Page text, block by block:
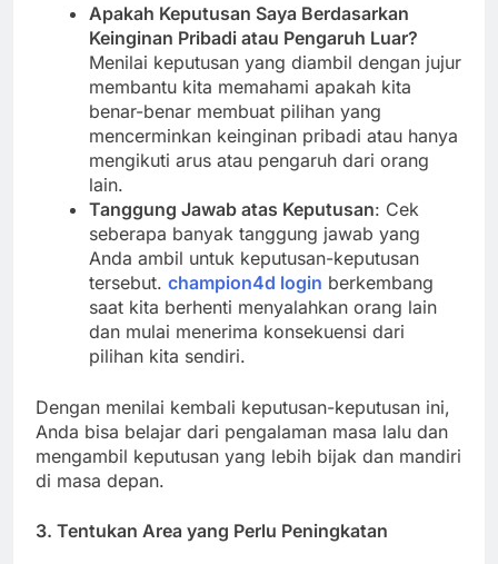
Apakah Keputusan Saya Berdasarkan
Keinginan Pribadi atau Pengaruh Luar?
Menilai keputusan yang diambil dengan jujur
membantu kita memahami apakah kita
benar-benar membuat pilihan yang
mencerminkan keinginan pribadi atau hanya
mengikuti arus atau pengaruh dari orang
lain.
Tanggung Jawab atas Keputusan: Cek
seberapa banyak tanggung jawab yang
Anda ambil untuk keputusan-keputusan
tersebut. champion4d login berkembang
saat kita berhenti menyalahkan orang lain
dan mulai menerima konsekuensi dari
pilihan kita sendiri.
Dengan menilai kembali keputusan-keputusan ini,
Anda bisa belajar dari pengalaman masa lalu dan
mengambil keputusan yang lebih bijak dan mandiri
di masa depan.
3. Tentukan Area yang Perlu Peningkatan